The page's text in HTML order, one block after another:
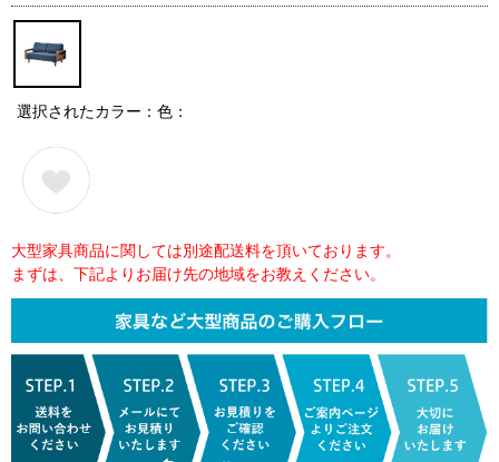
選択されたカラー：色：
大型家具商品に関しては別途配送料を頂いております。
まずは、下記よりお届け先の地域をお教えください。